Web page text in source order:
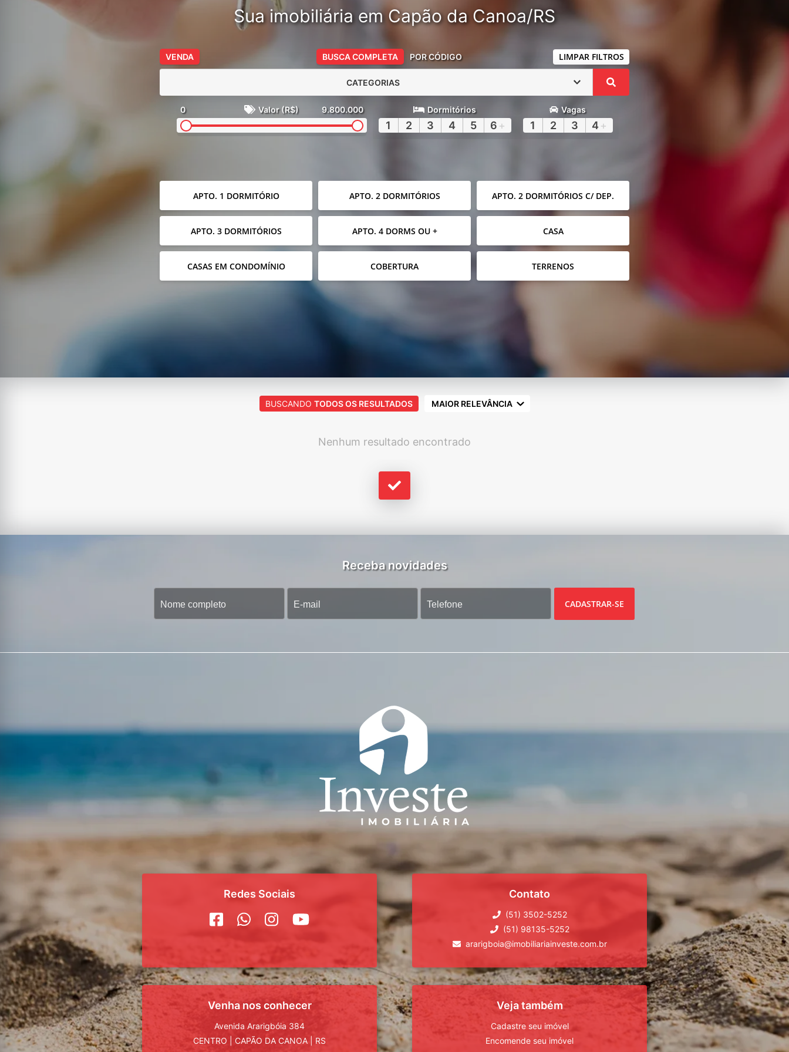
Sua imobiliária em Capão da Canoa/RS
VENDA BUSCA COMPLETA POR CÓDIGO LIMPAR FILTROS
CATEGORIAS
0 Valor (R$) 9.800.000 Dormitórios
1 2 3 4 5 6 +
Vagas
1 2 3 4 +
APTO. 1 DORMITÓRIO APTO. 2 DORMITÓRIOS APTO. 2 DORMITÓRIOS C/ DEP.
APTO. 3 DORMITÓRIOS APTO. 4 DORMS OU + CASA
CASAS EM CONDOMÍNIO COBERTURA TERRENOS
BUSCANDO TODOS OS RESULTADOS MAIOR RELEVÂNCIA
Nenhum resultado encontrado
Receba novidades
CADASTRAR-SE
Redes Sociais Contato
(51) 3502-5252
(51) 98135-5252
ararigboia@imobiliariainveste.com.br
Venha nos conhecer
Avenida Ararigbóia 384
CENTRO
CAPÃO DA CANOA
RS
Veja também
Cadastre seu imóvel
Encomende seu imóvel